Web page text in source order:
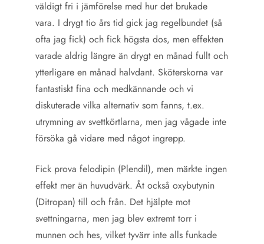
väldigt fri i jämförelse med hur det brukade
vara. I drygt tio års tid gick jag regelbundet (så
ofta jag fick) och fick högsta dos, men effekten
varade aldrig längre än drygt en månad fullt och
ytterligare en månad halvdant. Sköterskorna var
fantastiskt fina och medkännande och vi
diskuterade vilka alternativ som fanns, t.ex.
utrymning av svettkörtlarna, men jag vågade inte
försöka gå vidare med något ingrepp.
Fick prova felodipin (Plendil), men märkte ingen
effekt mer än huvudvärk. Åt också oxybutynin
(Ditropan) till och från. Det hjälpte mot
svettningarna, men jag blev extremt torr i
munnen och hes, vilket tyvärr inte alls funkade